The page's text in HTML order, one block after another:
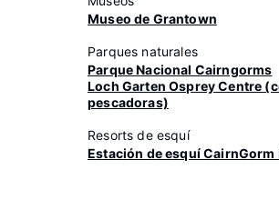
Museo de Grantown
Parques naturales
Parque Nacional Cairngorms
Loch Garten Osprey Centre
pescadoras)
Resorts de esquí
Estación de esquí CairnGorm